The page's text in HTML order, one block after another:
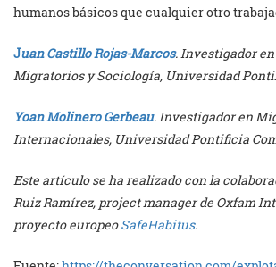
humanos básicos que cualquier otro
Juan Castillo Rojas-Marcos. Investigador
Migratorios y Sociología, Universidad
Yoan Molinero Gerbeau. Investigador en
Internacionales, Universidad Pontificia
Este artículo se ha realizado con la
Ruiz Ramírez, project manager de Oxfam
proyecto europeoSafeHabitus.